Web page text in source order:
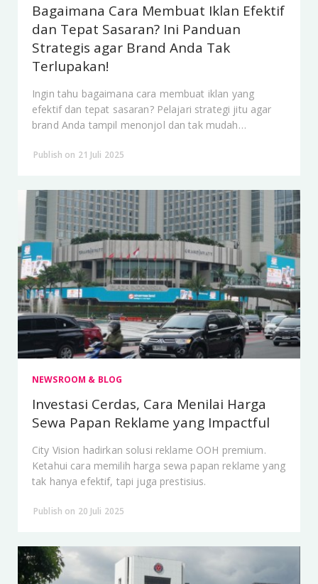
Bagaimana Cara Membuat Iklan Efektif
dan Tepat Sasaran? Ini Panduan
Strategis agar Brand Anda Tak
Terlupakan!
Ingin tahu bagaimana cara membuat iklan yang
efektif dan tepat sasaran? Pelajari strategi jitu agar
brand Anda tampil menonjol dan tak mudah
Publish on 21 Juli 2025
NEWSROOM & BLOG
Investasi Cerdas, Cara Menilai Harga
Sewa Papan Reklame yang Impactful
City Vision hadirkan solusi reklame OOH premium.
Ketahui cara memilih harga sewa papan reklame yang
tak hanya efektif, tapi juga prestisius.
Publish on 20 Juli 2025